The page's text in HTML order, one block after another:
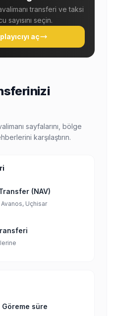
transferi ve taksi
sayısını seçin.
aç
sayfalarını, bölge
karşılaştırın.
(NAV)
Uçhisar
Göreme süre